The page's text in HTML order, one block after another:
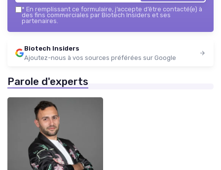
* En remplissant ce formulaire, j’accepte d’être contacté(e) à
des fins commerciales par Biotech Insiders et ses
partenaires.
Biotech Insiders
Ajoutez-nous à vos sources préférées sur Google
Parole d'experts